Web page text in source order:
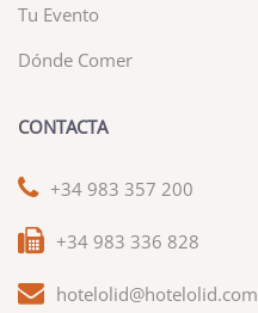
Tu Evento
Dónde Comer
CONTACTA
+34 983 357 200
+34 983 336 828
hotelolid@hotelolid.com